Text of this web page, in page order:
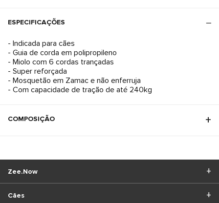
ESPECIFICAÇÕES
- Indicada para cães
- Guia de corda em polipropileno
- Miolo com 6 cordas trançadas
- Super reforçada
- Mosquetão em Zamac e não enferruja
- Com capacidade de tração de até 240kg
COMPOSIÇÃO
Cães
Zee.Now